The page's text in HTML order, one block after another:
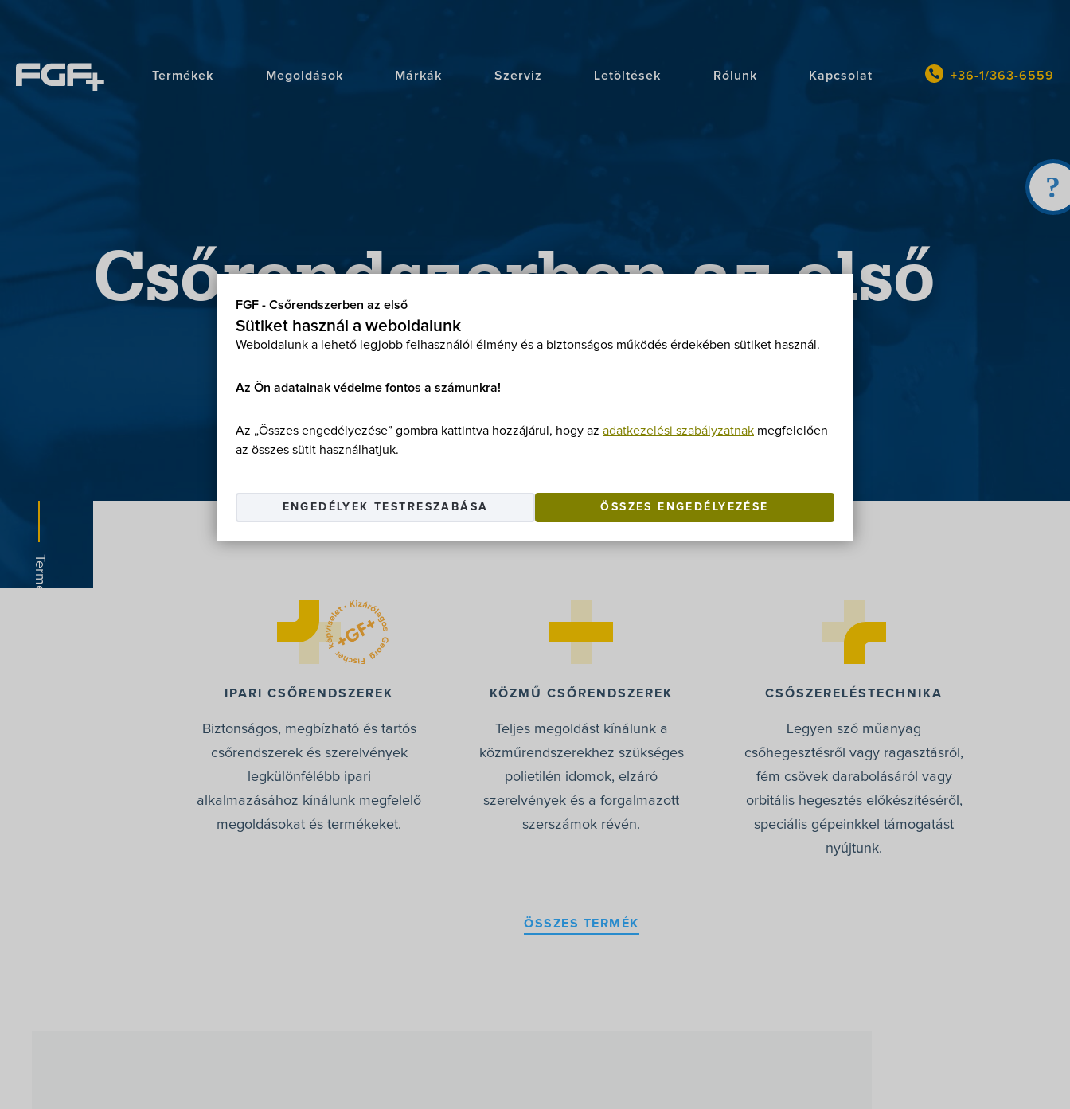
FGF - Csőrendszerben az első
Sütiket használ a weboldalunk
Weboldalunk a lehető legjobb felhasználói élmény és a biztonságos működés érdekében sütiket használ.
Az Ön adatainak védelme fontos a számunkra!
Az „Összes engedélyezése” gombra kattintva hozzájárul, hogy az adatkezelési szabályzatnak megfelelően
az összes sütit használhatjuk.
ÖSSZES ENGEDÉLYEZÉSE
ENGEDÉLYEK TESTRESZABÁSA
Termékek Megoldások Márkák Szerviz Letöltések Rólunk Kapcsolat +36-1/363-6559
Csőrendszerben az első
IPARI CSŐRENDSZEREK
Biztonságos, megbízható és tartós
csőrendszerek és szerelvények
legkülönfélébb ipari
alkalmazásához kínálunk megfelelő
megoldásokat és termékeket.
KÖZMŰ CSŐRENDSZEREK
Teljes megoldást kínálunk a
közműrendszerekhez szükséges
polietilén idomok, elzáró
szerelvények és a forgalmazott
szerszámok révén.
CSŐSZERELÉSTECHNIKA
Legyen szó műanyag
csőhegesztésről vagy ragasztásról,
fém csövek darabolásáról vagy
orbitális hegesztés előkészítéséről,
speciális gépeinkkel támogatást
nyújtunk.
ÖSSZES TERMÉK